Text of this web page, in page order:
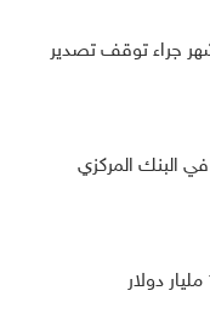
تسعة أشهر جراء توقف تصدير
مليون دولار في البنك المركزي